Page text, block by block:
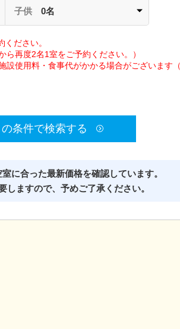
子供 0名
ださい。
再度2名1室をご予約ください。）
使用料・食事代がかかる場合がございます
の条件で検索する
に合った最新価格を確認しています。
しますので、予めご了承ください。